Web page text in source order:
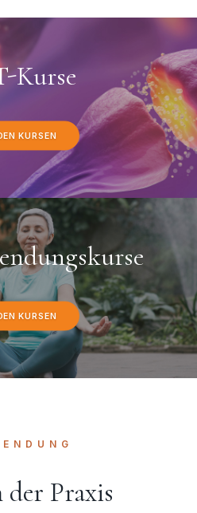
Kurse
KURSEN
KURSEN
Praxis